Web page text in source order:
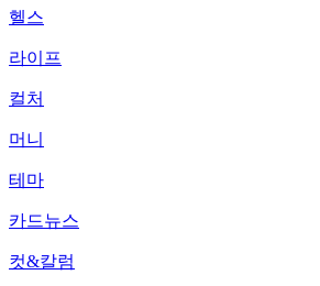
헬스
라이프
컬처
머니
테마
카드뉴스
컷&칼럼